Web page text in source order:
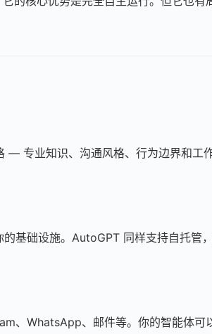
— 专业知识、沟通风格、行为边界和工
基础设施。AutoGPT 同样支持自托管
、WhatsApp、邮件等。你的智能体可